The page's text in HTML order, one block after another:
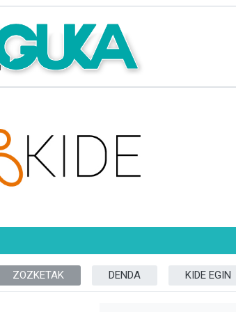
ZOZKETAK DENDA KIDE EGIN